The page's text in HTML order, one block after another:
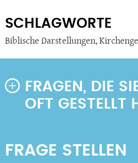
SCHLAGWORTE
Biblische Darstellungen,
FRAGEN, DIE
OFT GESTELLT